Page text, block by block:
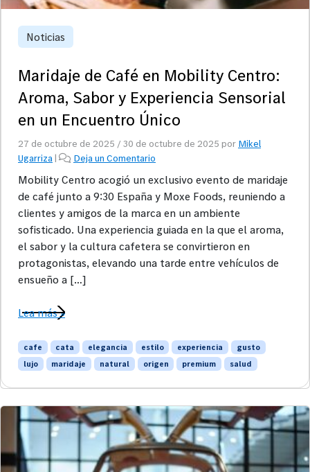
Noticias
Maridaje de Café en Mobility Centro:
Aroma, Sabor y Experiencia Sensorial
en un Encuentro Único
27 de octubre de 2025 / 30 de octubre de 2025 por Mikel
Ugarriza| Deja un Comentario
Mobility Centro acogió un exclusivo evento de maridaje
de café junto a 9:30 España y Moxe Foods, reuniendo a
clientes y amigos de la marca en un ambiente
sofisticado. Una experiencia guiada en la que el aroma,
el sabor y la cultura cafetera se convirtieron en
protagonistas, elevando una tarde entre vehículos de
ensueño a […]
Lea más »
cafe cata elegancia estilo experiencia
gusto
lujo
maridaje natural origen premium salud